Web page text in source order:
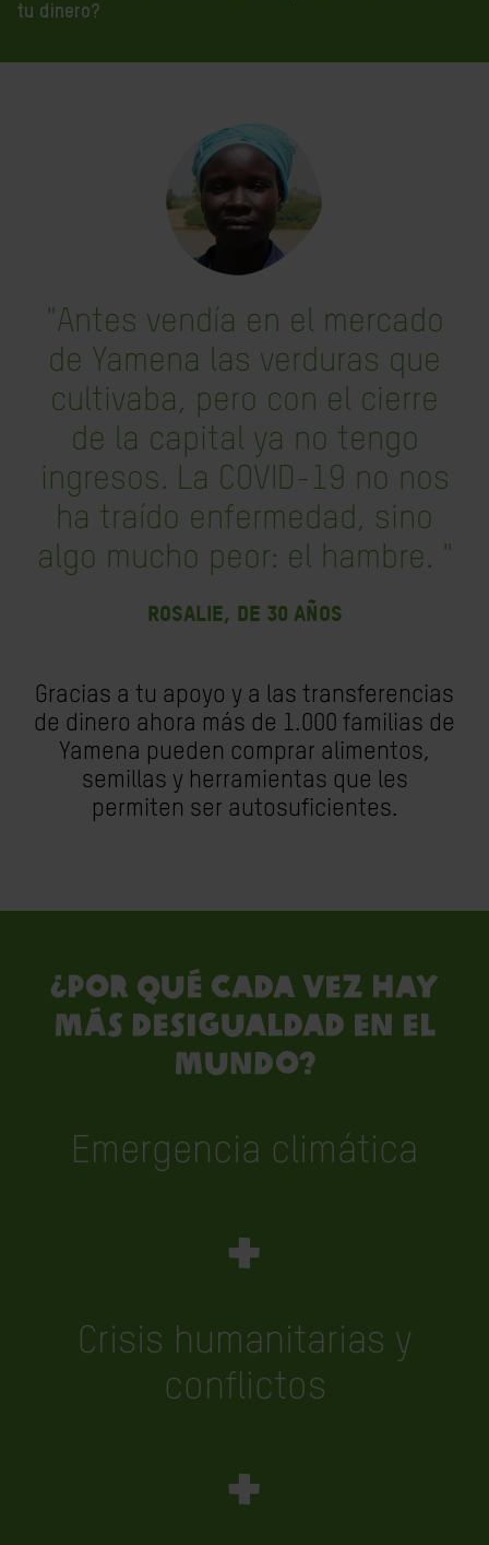
tu dinero?
"Antes vendía en el mercado
de Yamena las verduras que
cultivaba, pero con el cierre
de la capital ya no tengo
ingresos. La COVID-19 no nos
ha traído enfermedad, sino
algo mucho peor: el hambre. "
ROSALIE, DE 30 AÑOS
Gracias a tu apoyo y a las transferencias
de dinero ahora más de 1.000 familias de
Yamena pueden comprar alimentos,
semillas y herramientas que les
permiten ser autosuficientes.
¿POR QUÉ CADA VEZ HAY
MÁS DESIGUALDAD EN EL
MUNDO?
Emergencia climática
+
Crisis humanitarias y
conflictos
+